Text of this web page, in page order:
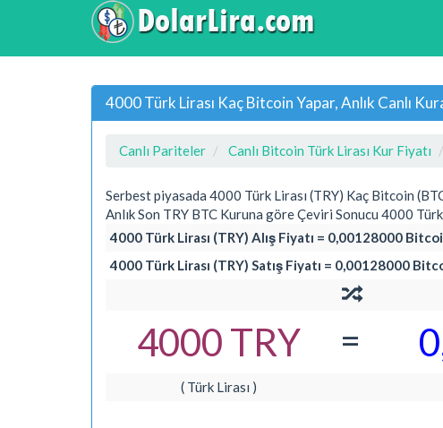
4000 Türk Lirası Kaç Bitcoin Yapar, Anlık Canlı
Canlı Pariteler Canlı Bitcoin Türk Lirası Kur Fiyatı
Serbest piyasada 4000 Türk Lirası (TRY) Kaç Bitcoin
Anlık Son TRY BTC Kuruna göre Çeviri Sonucu 4000
4000 Türk Lirası (TRY) Alış Fiyatı = 0,00128000
4000 Türk Lirası (TRY) Satış Fiyatı = 0,00128000
4000 TRY =
( Türk Lirası )